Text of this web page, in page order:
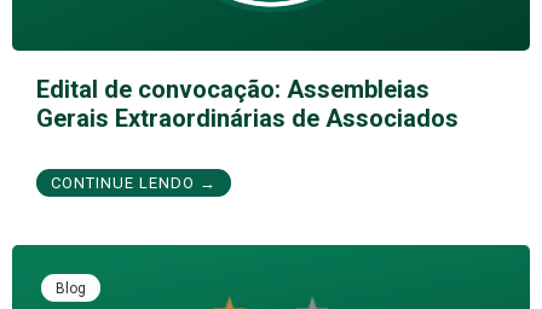
Edital de convocação: Assembleias
Gerais Extraordinárias de Associados
CONTINUE LENDO →
Blog